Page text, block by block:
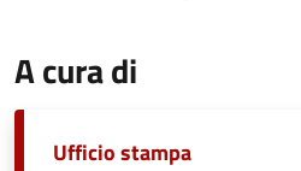
A cura di
Ufficio stampa